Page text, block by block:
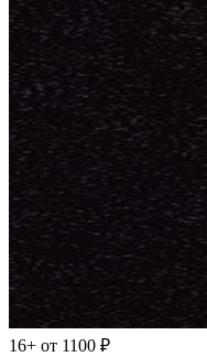
16+ от 1100 ₽